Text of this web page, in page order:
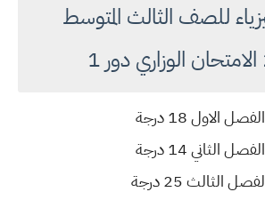
للصف الثالث المتوسط
الفصل الاول 18 درجة
الفصل الثاني 14 درجة
الثالث 25 درجة